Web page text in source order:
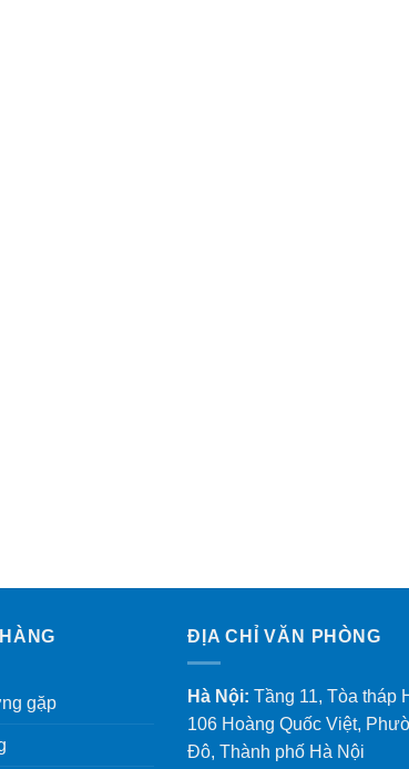
gặp
ĐỊA CHỈ VĂN PHÒNG
Hà Nội: Tầng 11, Tòa tháp
106 Hoàng Quốc Việt,
Đô, Thành phố Hà Nội